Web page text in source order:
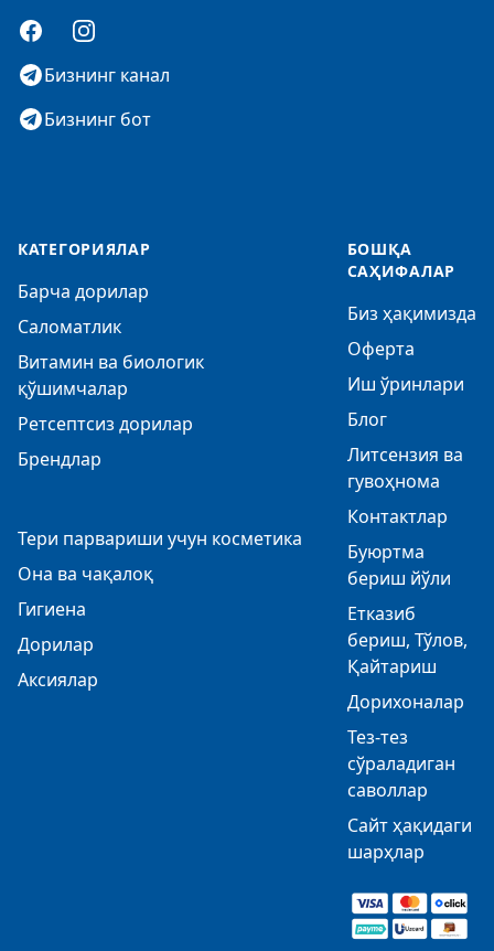
FacebookInstagram
Бизнинг канал
Бизнинг бот
КАТЕГОРИЯЛАР
Барча дорилар
Саломатлик
Витамин ва биологик
қўшимчалар
Ретсептсиз дорилар
Брендлар
Тери парвариши учун косметика
Она ва чақалоқ
Гигиена
Дорилар
Аксиялар
БОШҚА
САҲИФАЛАР
Биз ҳақимизда
Оферта
Иш ўринлари
Блог
Литсензия ва
гувоҳнома
Контактлар
Буюртма
бериш йўли
Етказиб
бериш, Тўлов,
Қайтариш
Дорихоналар
Тез-тез
сўраладиган
саволлар
Сайт ҳақидаги
шарҳлар